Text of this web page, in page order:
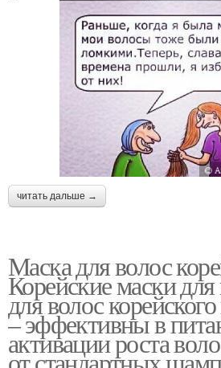
читать дальше →
Маска для волос
Корейские маски
для волос
– эффективны в
активации роста